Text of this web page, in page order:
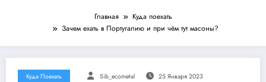
Главная
Куда поехать
Зачем ехать в Португалию и при чём тут масоны?
Куда Поехать Sib_ecometal 25 Января 2023